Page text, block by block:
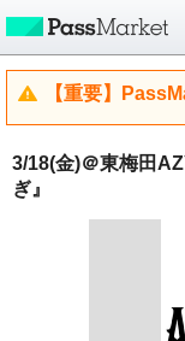
【重要】
3/18(金)＠東梅田
ぎ』